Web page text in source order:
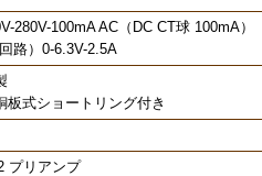
280V-100mA AC（DC CT球 100mA）
路）0-6.3V-2.5A
板式ショートリング付き
プリアンプ